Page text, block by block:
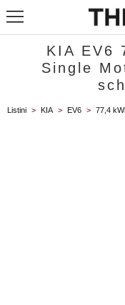
KIA EV6
Single
Listini > KIA > EV6 > 77,4